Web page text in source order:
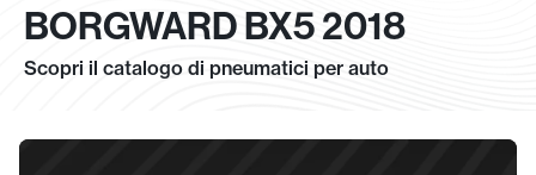
BORGWARD BX5 2018
Scopri il catalogo di pneumatici per auto